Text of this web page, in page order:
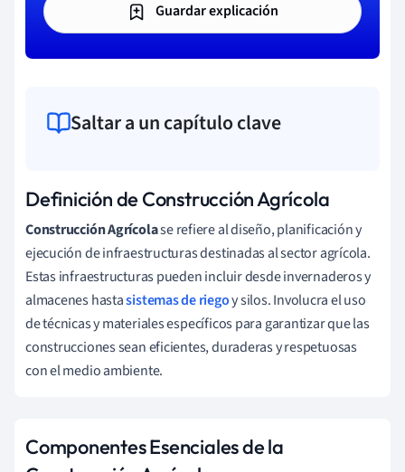
Guardar explicación
Saltar a un capítulo clave
Definición de Construcción Agrícola
Construcción Agrícolase refiere al diseño, planificación y
ejecución de infraestructuras destinadas al sector agrícola.
Estas infraestructuras pueden incluir desde invernaderos y
almacenes hastasistemas de riegoy silos. Involucra el uso
de técnicas y materiales específicos para garantizar que las
construcciones sean eficientes, duraderas y respetuosas
con el medio ambiente.
Componentes Esenciales de la